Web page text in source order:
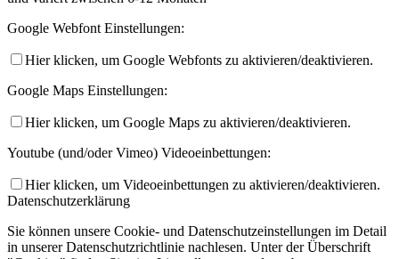
Google Webfont Einstellungen:
Hier klicken, um Google Webfonts zu aktivieren/deaktivieren.
Google Maps Einstellungen:
Hier klicken, um Google Maps zu aktivieren/deaktivieren.
Youtube (und/oder Vimeo) Videoeinbettungen:
Hier klicken, um Videoeinbettungen zu aktivieren/deaktivieren.
Datenschutzerklärung
Sie können unsere Cookie- und Datenschutzeinstellungen im Detail
in unserer Datenschutzrichtlinie nachlesen. Unter der Überschrift